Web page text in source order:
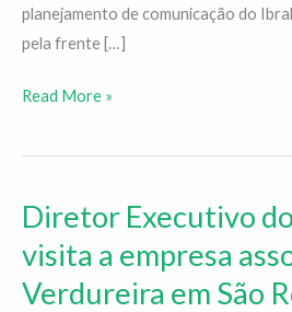
planejamento de comunicação do
pela frente […]
Read More »
Diretor Executivo
visita a empresa
Verdureira em São
Diretor
Executivo
do
Ibrahort